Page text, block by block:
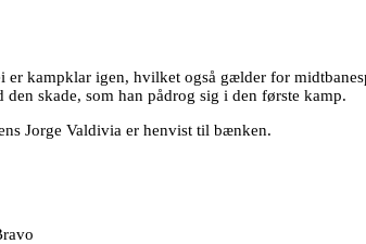
kampklar igen, hvilket også gælder for
skade, som han pådrog sig i den første kamp.
Jorge Valdivia er henvist til bænken.